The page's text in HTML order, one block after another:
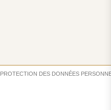
PROTECTION DES DONNÉES